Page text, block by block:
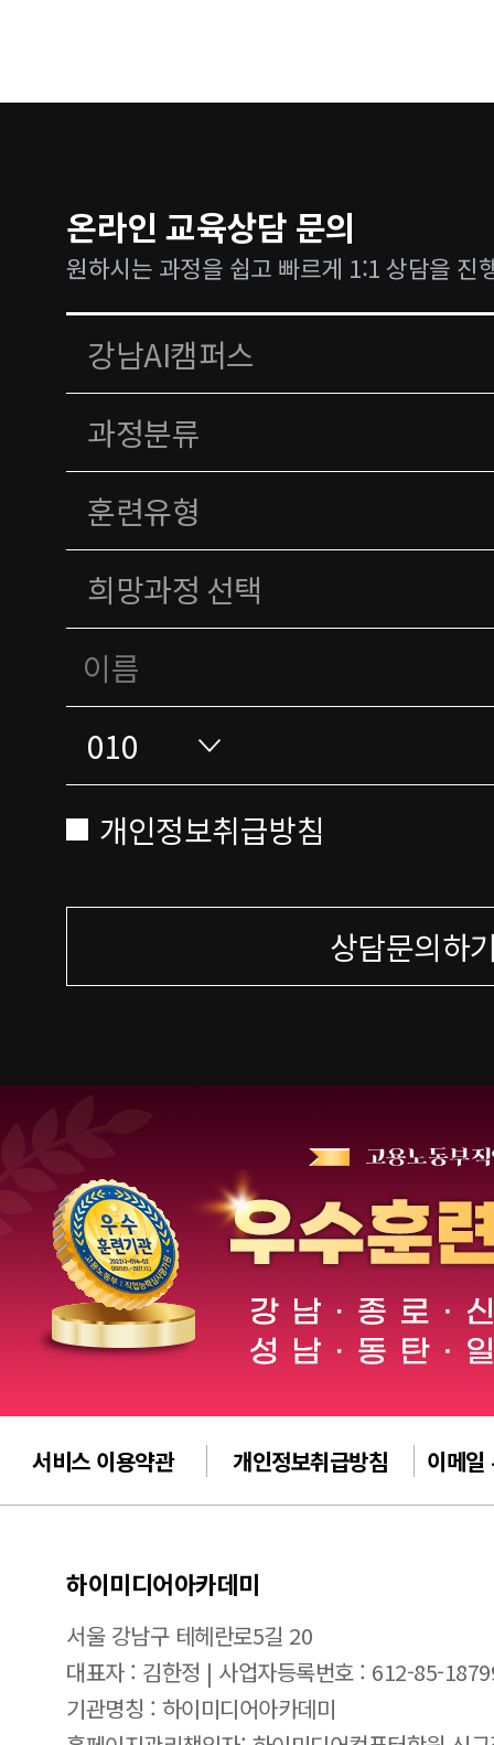
온라인 교육상담 문의
원하시는 과정을 쉽고 빠르게 1:1 상담을 진
개인정보취급방침
상담문의하
서비스 이용약관 개인정보취급방침 이메일
하이미디어아카데미
서울 강남구 테헤란로5길 20
대표자 : 김한정 | 사업자등록번호 : 612-85-
기관명칭 : 하이미디어아카데미